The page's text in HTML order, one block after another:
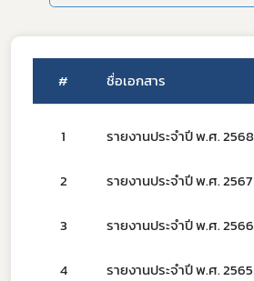
# ชื่อเอกสาร
1 รายงานประจำปี พ.ศ. 2568
2 รายงานประจำปี พ.ศ. 2567
3 รายงานประจำปี พ.ศ. 2566
4 รายงานประจำปี พ.ศ. 2565